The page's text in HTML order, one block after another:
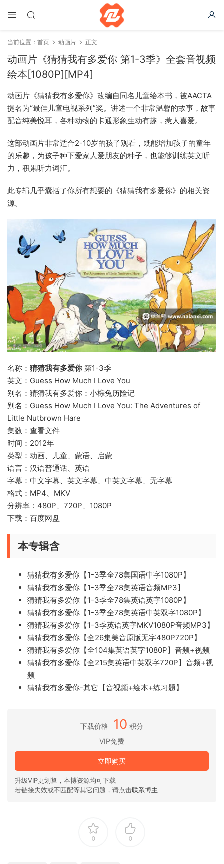
当前位置： 首页 动画片 正文
动画片《猜猜我有多爱你 第1-3季》全套音视频
绘本[1080P][MP4]
动画片《猜猜我有多爱你》改编自同名儿童绘本书，被AACTA
提名为“最佳儿童电视系列”奖。讲述一个非常温馨的故事，故事
配音纯美悦耳，各种动物的卡通形象生动有趣，惹人喜爱。
这部动画片非常适合2-10岁的孩子观看，既能增加孩子的童年
的乐趣，为孩子种下爱家人爱朋友的种子，也能够训练英文听
力，积累听力词汇。
此专辑几乎囊括了你所有想要的《猜猜我有多爱你》的相关资
源。
名称： 猜猜我有多爱你第1-3季
英文：Guess How Much I Love You
别名：猜猜我有多爱你：小棕兔历险记
别名：Guess How Much I Love You: The Adventures of
Little Nutbrown Hare
集数：查看文件
时间：2012年
类型：动画、儿童、蒙语、启蒙
语言：汉语普通话、英语
字幕：中文字幕、英文字幕、中英文字幕、无字幕
格式：MP4、MKV
分辨率：480P、720P、1080P
下载：百度网盘
本专辑含
猜猜我有多爱你【1-3季全78集国语中字1080P】
猜猜我有多爱你【1-3季全78集英语音频MP3】
猜猜我有多爱你【1-3季全78集英语英字1080P】
猜猜我有多爱你【1-3季全78集英语中英双字1080P】
猜猜我有多爱你【1-3季英语英字MKV1080P音频MP3】
猜猜我有多爱你【全26集美音原版无字480P720P】
猜猜我有多爱你【全104集英语英字1080P】音频+视频
猜猜我有多爱你【全215集英语中英双字720P】音频+视
频
猜猜我有多爱你-其它【音视频+绘本+练习题】
下载价格 10 积分
VIP免费
立即购买
升级VIP更划算，本博资源均可下载
若链接失效或不匹配等其它问题，请点击联系博主
0 0